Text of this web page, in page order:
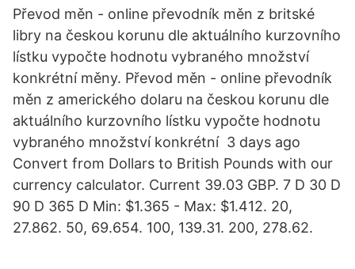
Převod měn - online převodník měn z britské
libry na českou korunu dle aktuálního kurzovního
lístku vypočte hodnotu vybraného množství
konkrétní měny. Převod měn - online převodník
měn z amerického dolaru na českou korunu dle
aktuálního kurzovního lístku vypočte hodnotu
vybraného množství konkrétní 3 days ago
Convert from Dollars to British Pounds with our
currency calculator. Current 39.03 GBP. 7 D 30 D
90 D 365 D Min: $1.365 - Max: $1.412. 20,
27.862. 50, 69.654. 100, 139.31. 200, 278.62.